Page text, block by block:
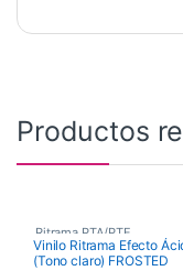
Productos
Ritrama PTA/PTF
Vinilos De Corte,
Vinilo Ritrama Efecto
(Tono claro) FROSTED